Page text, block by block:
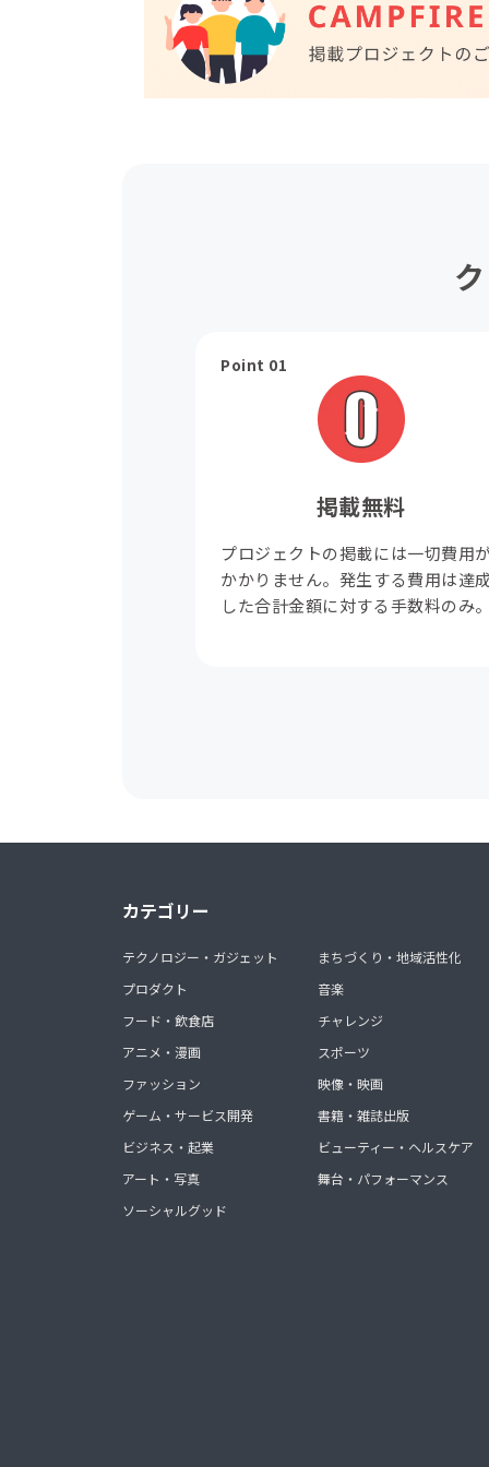
Point 01
掲載無料
プロジェクトの掲載には一切費用
かかりません。発生する費用は達
した合計金額に対する手数料のみ
カテゴリー
テクノロジー・ガジェット
プロダクト
フード・飲食店
アニメ・漫画
ファッション
ゲーム・サービス開発
ビジネス・起業
アート・写真
ソーシャルグッド
まちづくり・地域活性化
音楽
チャレンジ
スポーツ
映像・映画
書籍・雑誌出版
ビューティー・ヘルスケア
舞台・パフォーマンス